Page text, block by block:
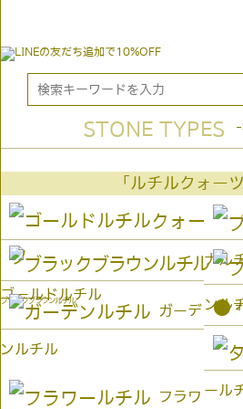
STONE TYPES -
「ルチルクォー
ゴールドルチル
ナル
ブラックブラウンルチル ンル
ガーデ
ンルチル
● オ
ール
フラワ